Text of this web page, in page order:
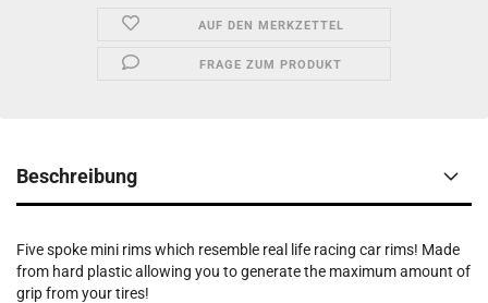
AUF DEN MERKZETTEL
FRAGE ZUM PRODUKT
Beschreibung
Five spoke mini rims which resemble real life racing car rims! Made
from hard plastic allowing you to generate the maximum amount of
grip from your tires!